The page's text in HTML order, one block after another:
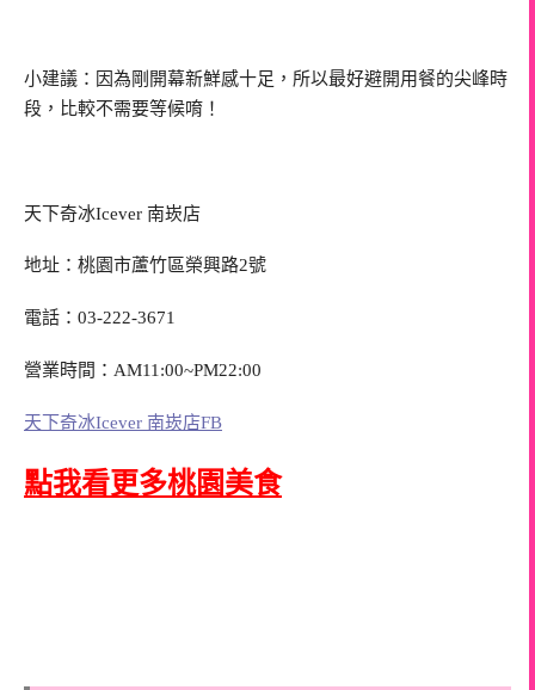
小建議：因為剛開幕新鮮感十足，所以最好避開用餐的尖峰時
段，比較不需要等候唷！
天下奇冰Icever 南崁店
地址：桃園市蘆竹區榮興路2號
電話：03-222-3671
營業時間：AM11:00~PM22:00
天下奇冰Icever 南崁店FB
點我看更多桃園美食